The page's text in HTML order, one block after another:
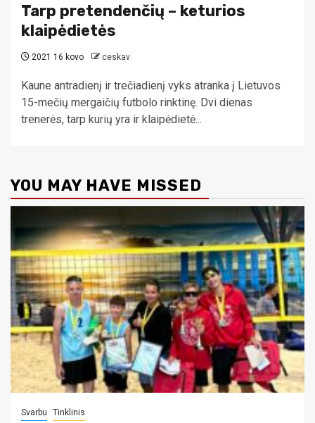
Tarp pretendenčių – keturios
klaipėdietės
2021 16 kovo ceskav
Kaune antradienį ir trečiadienį vyks atranka į Lietuvos
15-mečių mergaičių futbolo rinktinę. Dvi dienas
trenerės, tarp kurių yra ir klaipėdietė...
YOU MAY HAVE MISSED
Svarbu Tinklinis